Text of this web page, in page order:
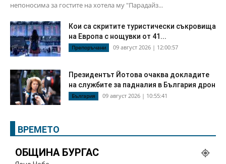
непоносима за гостите на хотела му "Парадайз...
Кои са скритите туристически съкровища
на Европа с нощувки от 41...
Препоръчани 09 август 2026 | 12:00:57
Президентът Йотова очаква докладите
на службите за падналия в България дрон
България 09 август 2026 | 10:55:41
ВРЕМЕТО
ОБЩИНА БУРГАС